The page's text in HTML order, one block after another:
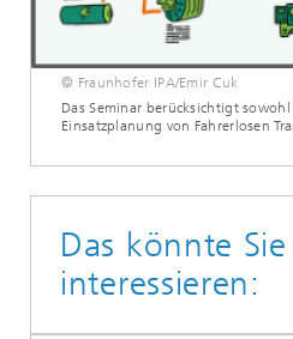
© Fraunhofer IPA/Emir Cuk
Das Seminar berücksichtigt
Einsatzplanung von Fahrerlosen
Das könnte
interessieren: